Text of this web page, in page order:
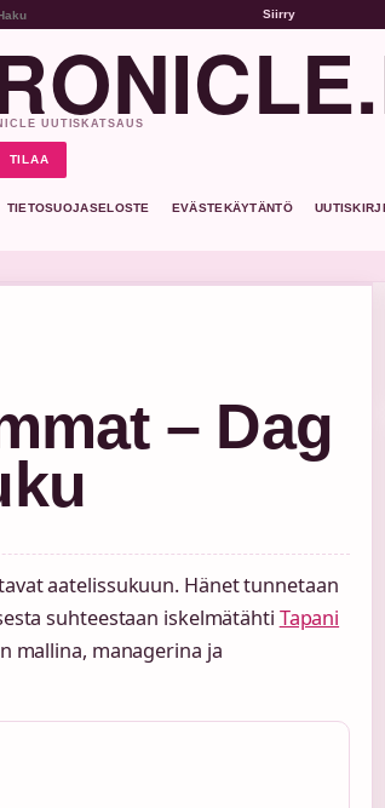
Siirry
UUTISKATSAUS
TILAA
TIETOSUOJASELOSTE EVÄSTEKÄYTÄNTÖ
– Dag
aatelissukuun. Hänet tunnetaan
suhteestaan iskelmätähti Tapani
mallina, managerina ja